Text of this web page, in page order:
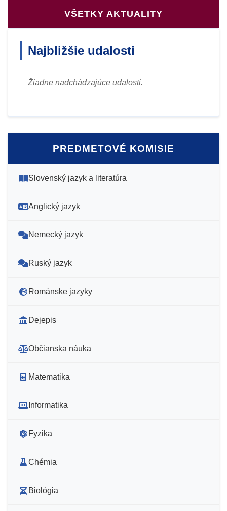
VŠETKY AKTUALITY
Najbližšie udalosti
Žiadne nadchádzajúce udalosti.
PREDMETOVÉ KOMISIE
Slovenský jazyk a literatúra
Anglický jazyk
Nemecký jazyk
Ruský jazyk
Románske jazyky
Dejepis
Občianska náuka
Matematika
Informatika
Fyzika
Chémia
Biológia